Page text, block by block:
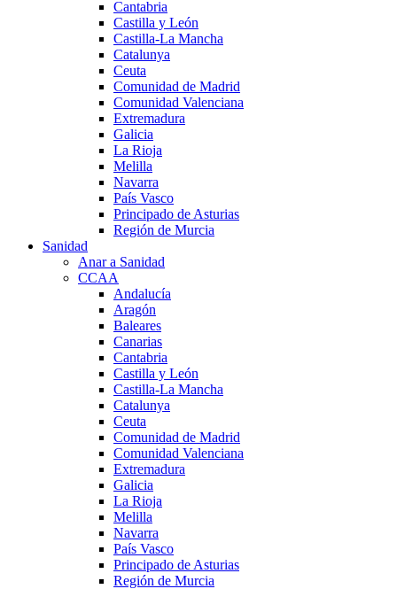
Cantabria
Castilla y León
Castilla-La Mancha
Catalunya
Ceuta
Comunidad de Madrid
Comunidad Valenciana
Extremadura
Galicia
La Rioja
Melilla
Navarra
País Vasco
Principado de Asturias
Región de Murcia
Sanidad
Anar a Sanidad
CCAA
Andalucía
Aragón
Baleares
Canarias
Cantabria
Castilla y León
Castilla-La Mancha
Catalunya
Ceuta
Comunidad de Madrid
Comunidad Valenciana
Extremadura
Galicia
La Rioja
Melilla
Navarra
País Vasco
Principado de Asturias
Región de Murcia